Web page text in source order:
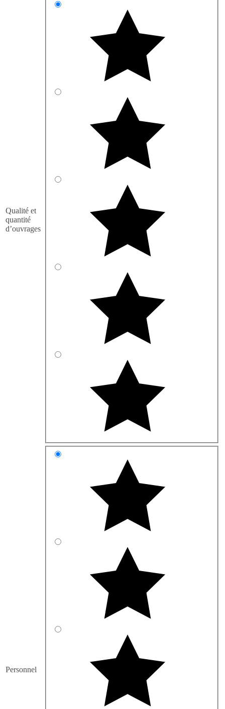
Qualité et
quantité
d’ouvrages
Personnel